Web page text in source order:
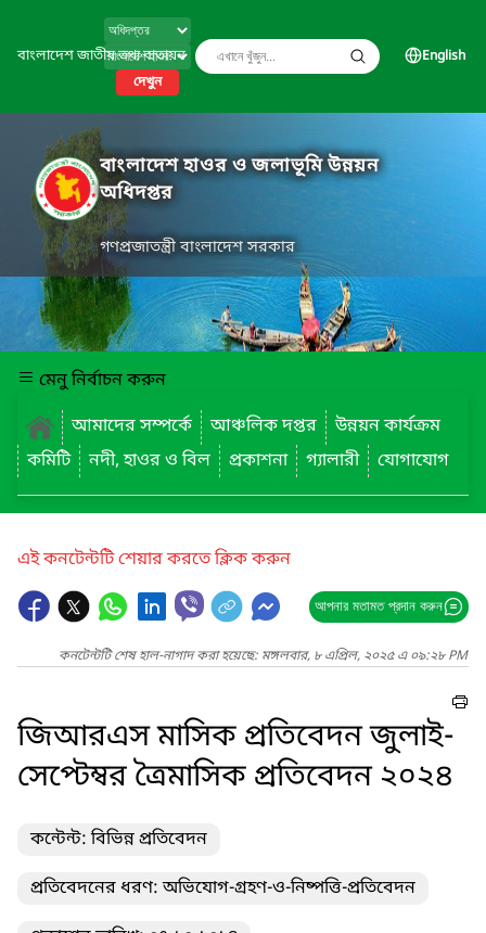
বাংলাদেশ জাতীয় তথ্য বাতায়ন
দেখুন
English
বাংলাদেশ হাওর ও জলাভূমি উন্নয়ন
অধিদপ্তর
গণপ্রজাতন্ত্রী বাংলাদেশ সরকার
মেনু নির্বাচন করুন
আমাদের সম্পর্কে
আঞ্চলিক দপ্তর
উন্নয়ন কার্যক্রম
কমিটি
নদী, হাওর ও বিল প্রকাশনা গ্যালারী যোগাযোগ
এই কনটেন্টটি শেয়ার করতে ক্লিক করুন
আপনার মতামত প্রদান করুন
কনটেন্টটি শেষ হাল-নাগাদ করা হয়েছে: মঙ্গলবার, ৮ এপ্রিল, ২০২৫ এ ০৯:২৮ PM
জিআরএস মাসিক প্রতিবেদন জুলাই-
সেপ্টেম্বর ত্রৈমাসিক প্রতিবেদন ২০২৪
কন্টেন্ট: বিভিন্ন প্রতিবেদন
প্রতিবেদনের ধরণ: অভিযোগ-গ্রহণ-ও-নিষ্পত্তি-প্রতিবেদন